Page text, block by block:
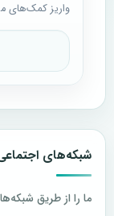
واریز کمک‌های
شبکه‌های
ما را از طریق